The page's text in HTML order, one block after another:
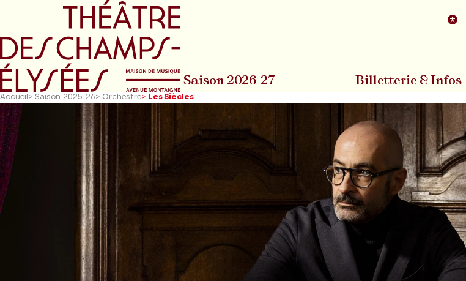
Aller au menu principal Aller au pied de la page
Saison 2026-27 Billetterie & Infos
Accueil > Saison 2025-26> Orchestre> Les Siècles
Diapositive précédente